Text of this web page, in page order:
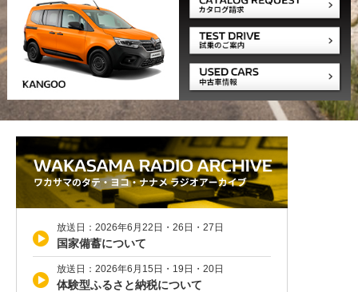
放送日：2026年6月22日・26日・27日
国家備蓄について
放送日：2026年6月15日・19日・20日
体験型ふるさと納税について